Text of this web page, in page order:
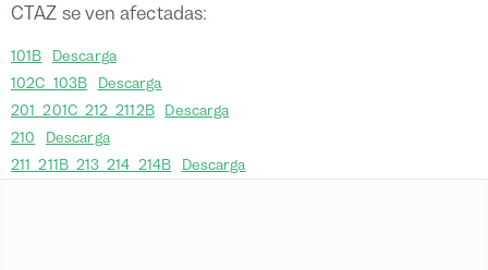
CTAZ se ven afectadas:
101B
Descarga
102C_103B
Descarga
201_201C_212_2112B
Descarga
210
Descarga
211_211B_213_214_214B
Descarga